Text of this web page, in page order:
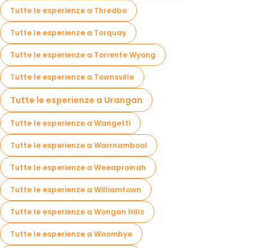
Tutte le esperienze a Thredbo
Tutte le esperienze a Torquay
Tutte le esperienze a Torrente Wyong
Tutte le esperienze a Townsville
Tutte le esperienze a Urangan
Tutte le esperienze a Wangetti
Tutte le esperienze a Warrnambool
Tutte le esperienze a Weeaproinah
Tutte le esperienze a Williamtown
Tutte le esperienze a Wongan Hills
Tutte le esperienze a Woombye